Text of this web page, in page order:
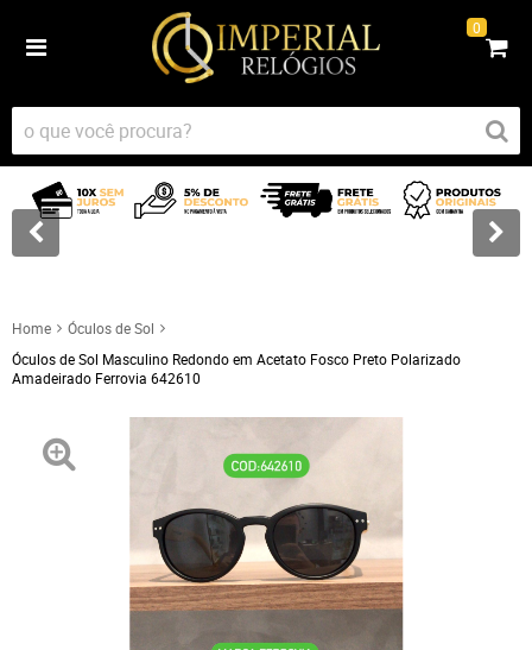
0
Home
Óculos de Sol
Óculos de Sol Masculino Redondo em Acetato Fosco Preto Polarizado
Amadeirado Ferrovia 642610